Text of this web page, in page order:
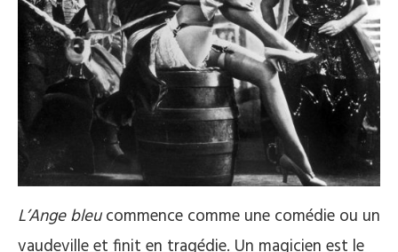
L’Ange bleucommence comme une comédie ou un
vaudeville et finit en tragédie. Un magicien est le